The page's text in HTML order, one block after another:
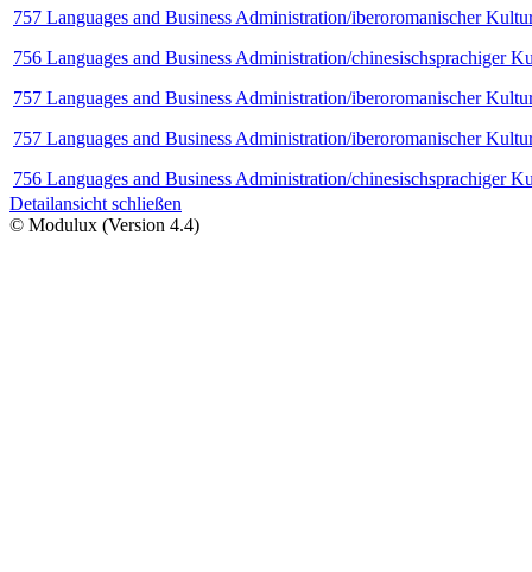
757 Languages and Business Administration/iberoromanischer
756 Languages and Business Administration/chinesischsprachiger
757 Languages and Business Administration/iberoromanischer
757 Languages and Business Administration/iberoromanischer
756 Languages and Business Administration/chinesischsprachiger
Detailansicht schließen
© Modulux (Version 4.4)